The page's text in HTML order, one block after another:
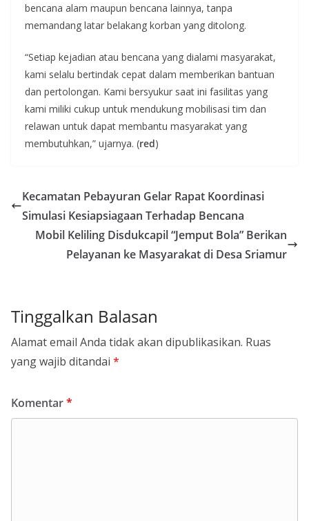
bencana alam maupun bencana lainnya, tanpa
memandang latar belakang korban yang ditolong.
“Setiap kejadian atau bencana yang dialami masyarakat,
kami selalu bertindak cepat dalam memberikan bantuan
dan pertolongan. Kami bersyukur saat ini fasilitas yang
kami miliki cukup untuk mendukung mobilisasi tim dan
relawan untuk dapat membantu masyarakat yang
membutuhkan,” ujarnya. (red)
Kecamatan Pebayuran Gelar Rapat Koordinasi
Simulasi Kesiapsiagaan Terhadap Bencana
Mobil Keliling Disdukcapil “Jemput Bola” Berikan
Pelayanan ke Masyarakat di Desa Sriamur
Tinggalkan Balasan
Alamat email Anda tidak akan dipublikasikan. Ruas
yang wajib ditandai *
Komentar*